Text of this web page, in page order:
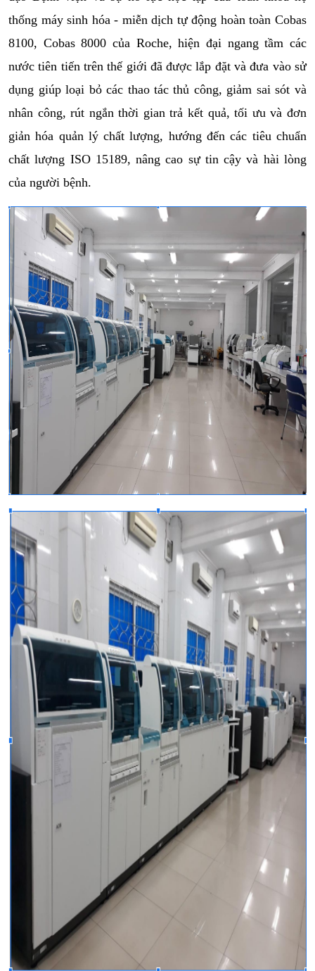
thống máy sinh hóa - miễn dịch tự động hoàn toàn Cobas
8100, Cobas 8000 của Roche, hiện đại ngang tầm các
nước tiên tiến trên thế giới đã được lắp đặt và đưa vào sử
dụng giúp loại bỏ các thao tác thủ công, giảm sai sót và
nhân công, rút ngắn thời gian trả kết quả, tối ưu và đơn
giản hóa quản lý chất lượng, hướng đến các tiêu chuẩn
chất lượng ISO 15189, nâng cao sự tin cậy và hài lòng
của người bệnh.